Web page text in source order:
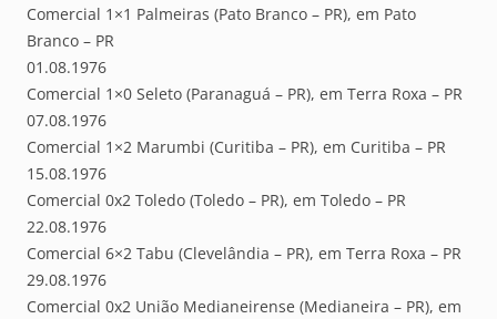
Comercial 1×1 Palmeiras (Pato Branco – PR), em Pato
Branco – PR
01.08.1976
Comercial 1×0 Seleto (Paranaguá – PR), em Terra Roxa – PR
07.08.1976
Comercial 1×2 Marumbi (Curitiba – PR), em Curitiba – PR
15.08.1976
Comercial 0x2 Toledo (Toledo – PR), em Toledo – PR
22.08.1976
Comercial 6×2 Tabu (Clevelândia – PR), em Terra Roxa – PR
29.08.1976
Comercial 0x2 União Medianeirense (Medianeira – PR), em